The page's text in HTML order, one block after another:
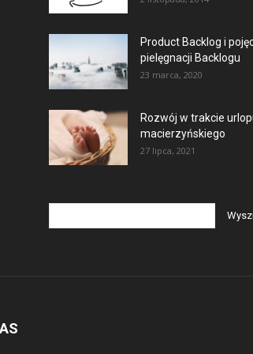
Product Backlog i
pielęgnacji Backlogu
23 marca, 2020
Rozwój w trakcie
macierzyńskiego
27 lipca, 2021